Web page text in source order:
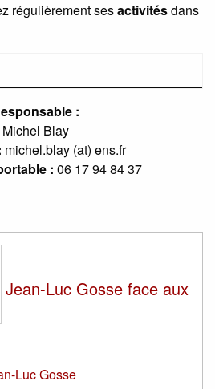
régulièrement sesactivitésdans
:
Michel Blay
michel.blay (at) ens.fr
: 06 17 94 84 37
Jean-Luc Gosse face aux
Luc Gosse